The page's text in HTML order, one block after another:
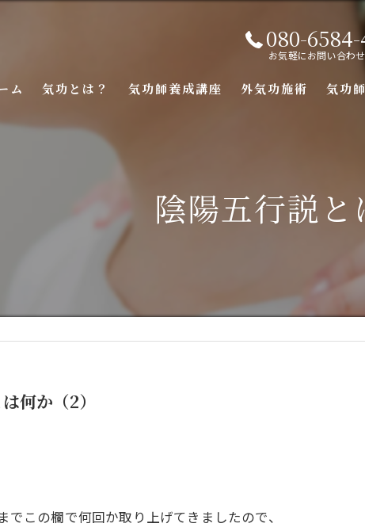
080-
お気軽にお問い合わ
ム 気功とは？ 気功師養成講座
応用講座
外気功施術 気功
陰陽五行説
何か（2）
でこの欄で何回か取り上げてきましたので、